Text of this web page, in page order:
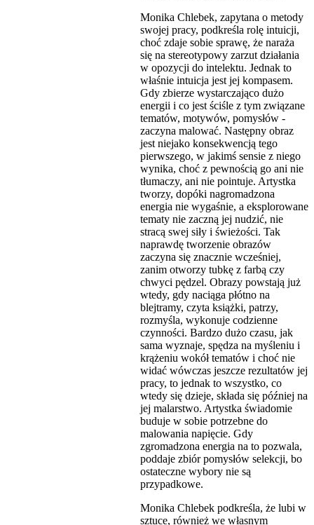
Monika Chlebek, zapytana o metody
swojej pracy, podkreśla rolę intuicji,
choć zdaje sobie sprawę, że naraża
się na stereotypowy zarzut działania
w opozycji do intelektu. Jednak to
właśnie intuicja jest jej kompasem.
Gdy zbierze wystarczająco dużo
energii i co jest ściśle z tym związane
tematów, motywów, pomysłów -
zaczyna malować. Następny obraz
jest niejako konsekwencją tego
pierwszego, w jakimś sensie z niego
wynika, choć z pewnością go ani nie
tłumaczy, ani nie pointuje. Artystka
tworzy, dopóki nagromadzona
energia nie wygaśnie, a eksplorowane
tematy nie zaczną jej nudzić, nie
stracą swej siły i świeżości. Tak
naprawdę tworzenie obrazów
zaczyna się znacznie wcześniej,
zanim otworzy tubkę z farbą czy
chwyci pędzel. Obrazy powstają już
wtedy, gdy naciąga płótno na
blejtramy, czyta książki, patrzy,
rozmyśla, wykonuje codzienne
czynności. Bardzo dużo czasu, jak
sama wyznaje, spędza na myśleniu i
krążeniu wokół tematów i choć nie
widać wówczas jeszcze rezultatów jej
pracy, to jednak to wszystko, co
wtedy się dzieje, składa się później na
jej malarstwo. Artystka świadomie
buduje w sobie potrzebne do
malowania napięcie. Gdy
zgromadzona energia na to pozwala,
poddaje zbiór pomysłów selekcji, bo
ostateczne wybory nie są
przypadkowe.
Monika Chlebek podkreśla, że lubi w
sztuce, również we własnym